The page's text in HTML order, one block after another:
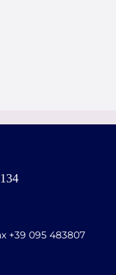
+39 095 483807